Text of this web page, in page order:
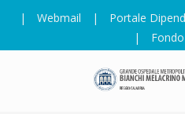
| Webmail | Portale
|